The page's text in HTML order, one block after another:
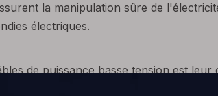
la manipulation sûre de
électriques.
de puissance basse tension est
qui ont une excellente conductivité